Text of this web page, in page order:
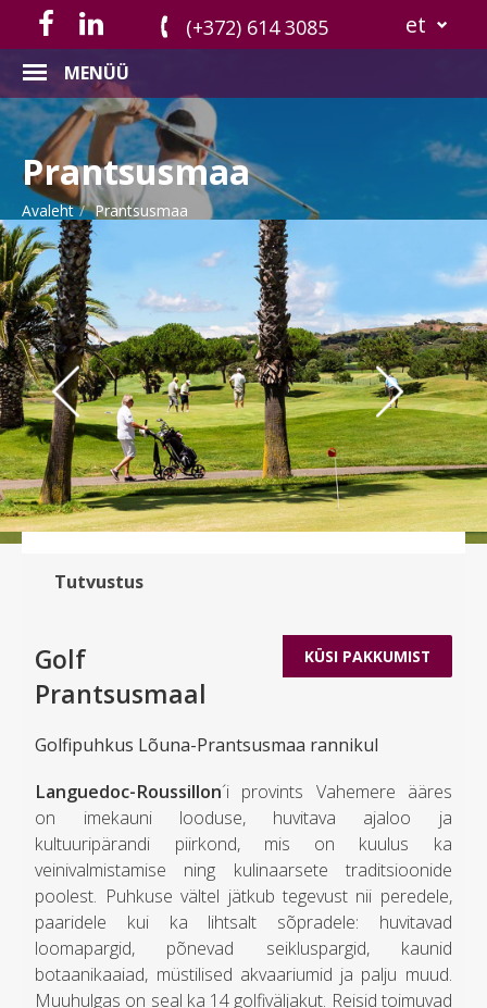
(+372) 614 3085 et
MENÜÜ
Prantsusmaa
Avaleht Prantsusmaa
Previous
Tutvustus
KÜSI PAKKUMIST
Golf
Prantsusmaal
Golfipuhkus Lõuna-Prantsusmaa rannikul
Languedoc-Roussillon´i provints Vahemere ääres
on imekauni looduse, huvitava ajaloo ja
kultuuripärandi piirkond, mis on kuulus ka
veinivalmistamise ning kulinaarsete traditsioonide
poolest. Puhkuse vältel jätkub tegevust nii peredele,
paaridele kui ka lihtsalt sõpradele: huvitavad
loomapargid, põnevad seikluspargid, kaunid
botaanikaaiad, müstilised akvaariumid ja palju muud.
Muuhulgas on seal ka 14 golfiväljakut. Reisid toimuvad